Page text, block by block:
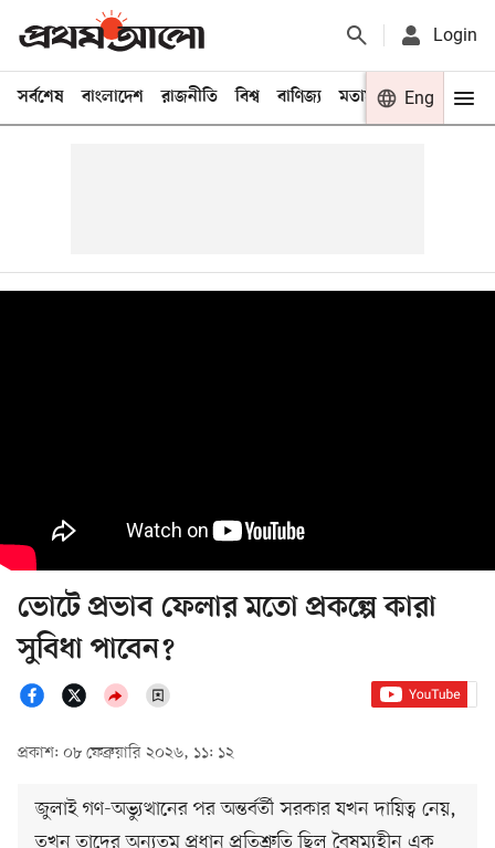
Login
সর্বশেষ বাংলাদেশ রাজনীতি বিশ্ব বাণিজ্য মতামত খেলা
Eng
ভোটে প্রভাব ফেলার মতো প্রকল্পে কারা
সুবিধা পাবেন?
প্রকাশ: ০৮ ফেব্রুয়ারি ২০২৬, ১১: ১২
জুলাই গণ-অভ্যুত্থানের পর অন্তর্বর্তী সরকার যখন দায়িত্ব নেয়,
তখন তাদের অন্যতম প্রধান প্রতিশ্রুতি ছিল বৈষম্যহীন এক